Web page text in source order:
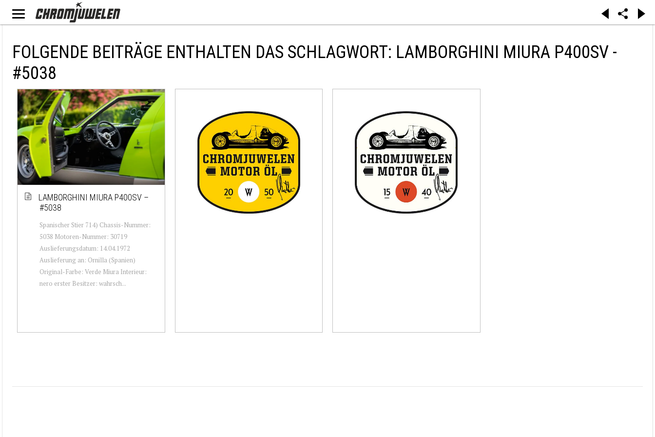
FOLGENDE BEITRÄGE ENTHALTEN DAS SCHLAGWORT: LAMBORGHINI MIURA P400SV -
#5038
LAMBORGHINI MIURA P400SV –
#5038
Spanischer Stier 714) Chassis-Nummer:
5038 Motoren-Nummer: 30719
Auslieferungsdatum: 14.04.1972
Auslieferung an: Ornilla (Spanien)
Original-Farbe: Verde Miura Interieur:
nero erster Besitzer: wahrsch...